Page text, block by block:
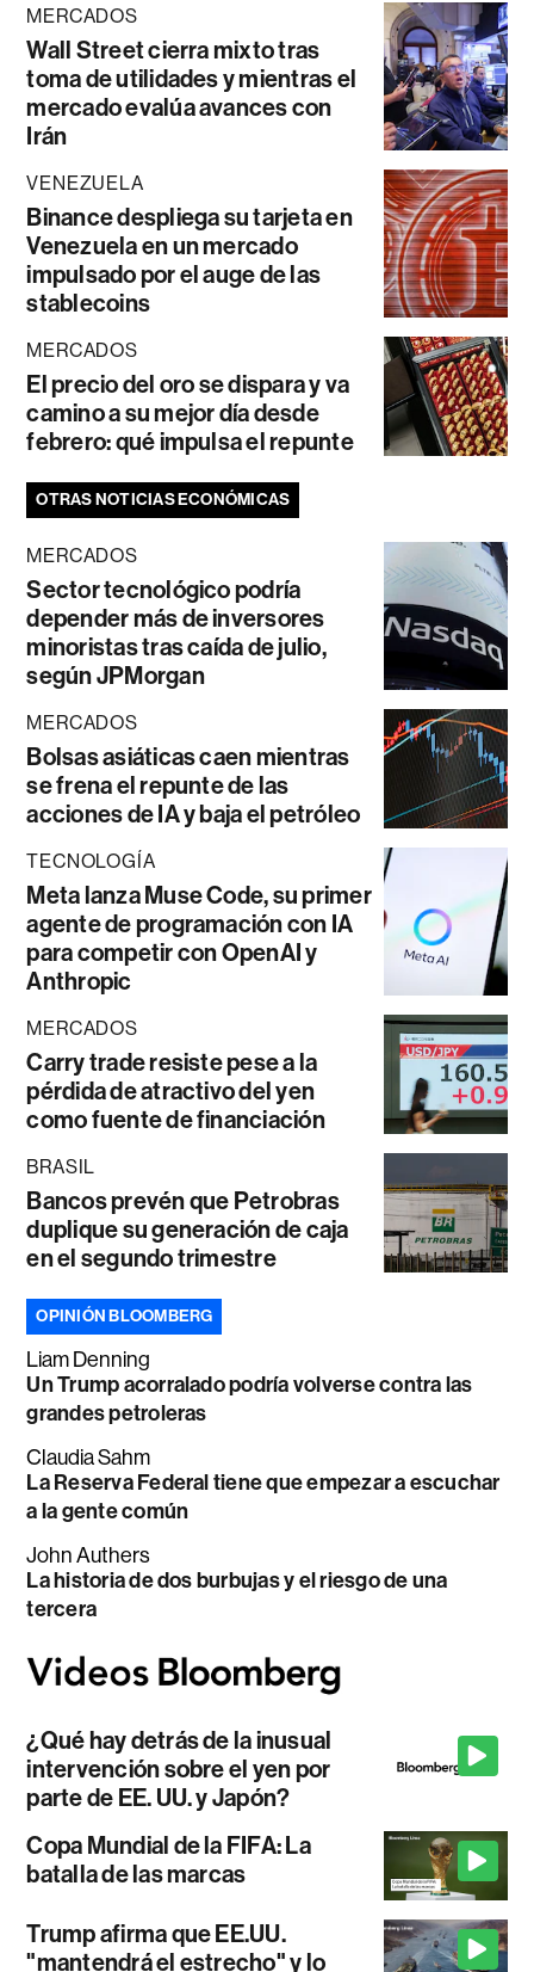
MERCADOS
Wall Street cierra mixto tras
toma de utilidades y mientras el
mercado evalúa avances con
Irán
VENEZUELA
Binance despliega su tarjeta en
Venezuela en un mercado
impulsado por el auge de las
stablecoins
MERCADOS
El precio del oro se dispara y va
camino a su mejor día desde
febrero: qué impulsa el repunte
OTRAS NOTICIAS ECONÓMICAS
MERCADOS
Sector tecnológico podría
depender más de inversores
minoristas tras caída de julio,
según JPMorgan
MERCADOS
Bolsas asiáticas caen mientras
se frena el repunte de las
acciones de IA y baja el petróleo
TECNOLOGÍA
Meta lanza Muse Code, su primer
agente de programación con IA
para competir con OpenAI y
Anthropic
MERCADOS
Carry trade resiste pese a la
pérdida de atractivo del yen
como fuente de financiación
BRASIL
Bancos prevén que Petrobras
duplique su generación de caja
en el segundo trimestre
OPINIÓN BLOOMBERG
Liam Denning
Un Trump acorralado podría volverse contra las
grandes petroleras
Claudia Sahm
La Reserva Federal tiene que empezar a escuchar
a la gente común
John Authers
La historia de dos burbujas y el riesgo de una
tercera
¿Qué hay detrás de la inusual
intervención sobre el yen por
parte de EE. UU. y Japón?
Copa Mundial de la FIFA: La
batalla de las marcas
Trump afirma que EE.UU.
"mantendrá el estrecho" y lo